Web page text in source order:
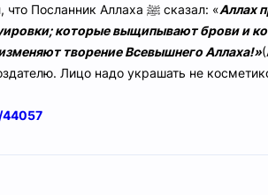
Посланник Аллаха ﷺ сказал: «Аллах
которые выщипывают брови и
творение Всевышнего Аллаха!»
Лицо надо украшать не